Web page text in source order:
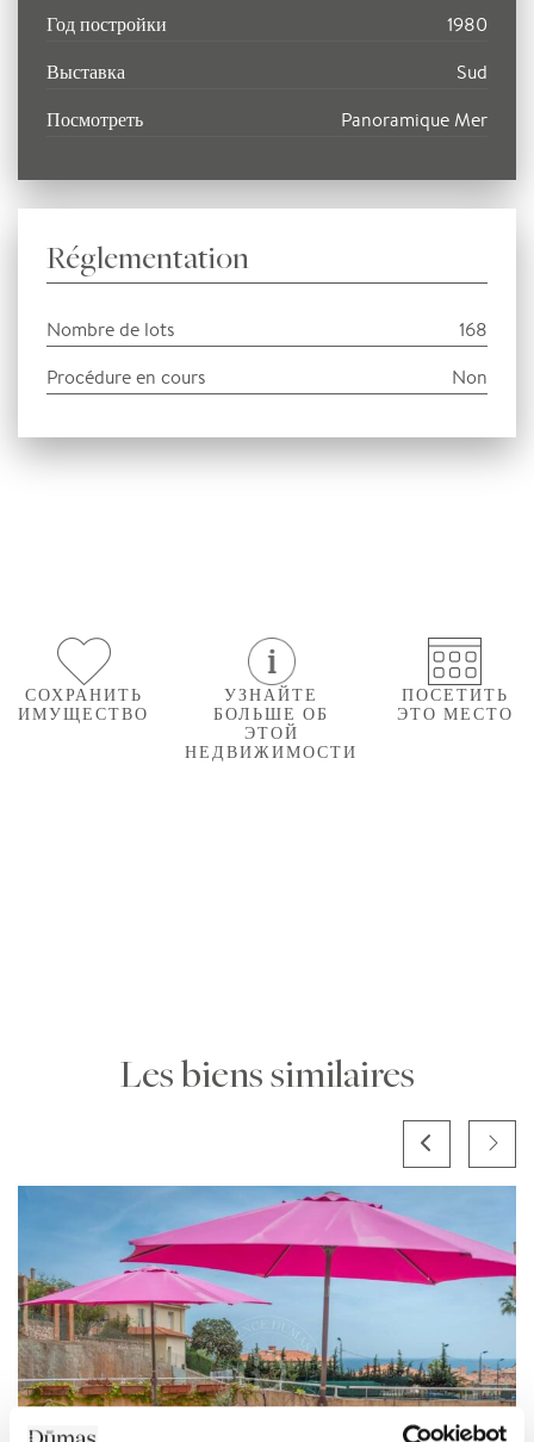
Год постройки
1980
Выставка
Sud
Посмотреть
Panoramique Mer
Réglementation
Nombre de lots
168
Procédure en cours
Non
СОХРАНИТЬ
ИМУЩЕСТВО
УЗНАЙТЕ
БОЛЬШЕ ОБ
ЭТОЙ
НЕДВИЖИМОСТИ
ПОСЕТИТЬ
ЭТО МЕСТО
Les biens similaires